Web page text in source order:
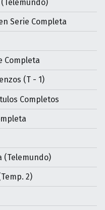
Serie Completa
Completa
(T - 1)
Completos
(Telemundo)
2)